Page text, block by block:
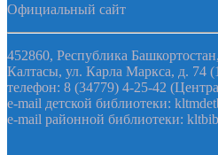
Официальный сайт
452860, Республика
Калтасы, ул. Карла Маркса, д. 74
телефон: 8 (34779) 4-25-42
e-mail детской библиотеки:
e-mail районной библиотеки: